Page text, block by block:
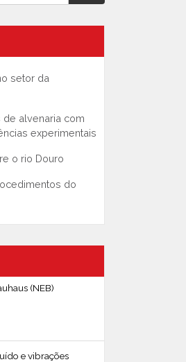
setor da
de alvenaria com
experimentais
o rio Douro
do
(NEB)
e vibrações